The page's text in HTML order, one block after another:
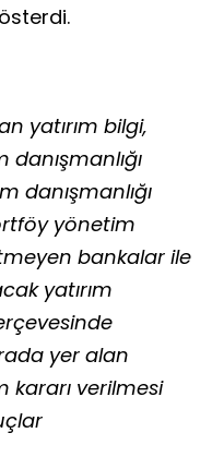
yatırım bilgi,
danışmanlığı
yönetim
bankalar ile
yatırım
yer alan
kararı verilmesi